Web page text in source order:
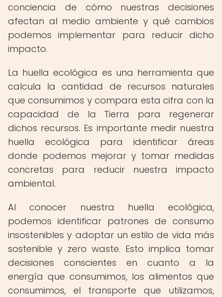
conciencia de cómo nuestras decisiones
afectan al medio ambiente y qué cambios
podemos implementar para reducir dicho
impacto.
La huella ecológica es una herramienta que
calcula la cantidad de recursos naturales
que consumimos y compara esta cifra con la
capacidad de la Tierra para regenerar
dichos recursos. Es importante medir nuestra
huella ecológica para identificar áreas
donde podemos mejorar y tomar medidas
concretas para reducir nuestra impacto
ambiental.
Al conocer nuestra huella ecológica,
podemos identificar patrones de consumo
insostenibles y adoptar un estilo de vida más
sostenible y zero waste. Esto implica tomar
decisiones conscientes en cuanto a la
energía que consumimos, los alimentos que
consumimos, el transporte que utilizamos,